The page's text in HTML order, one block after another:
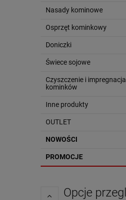
Nasady kominowe
Osprzęt kominkowy
Doniczki
Świece sojowe
Czyszczenie i impregnacja
kominków
Inne produkty
OUTLET
NOWOŚCI
PROMOCJE
Opcje